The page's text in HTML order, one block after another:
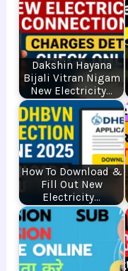
Dakshin Hayana
Bijali Vitran Nigam
New Electricity…
How To Download &
Fill Out New
Electricity…